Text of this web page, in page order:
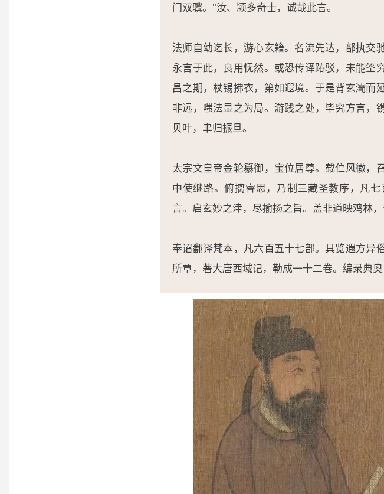
门双骥。"汝、颍多奇士，诚哉此言。
法师自幼迄长，游心玄籍。名流先达，部执交
永言于此，良用怃然。或恐传译踳驳，未能筌
昌之期，杖锡拂衣，第如遐境。于是背玄灞而
非远，嗤法显之为局。游践之处，毕究方言，
贝叶，聿归振旦。
太宗文皇帝金轮纂御，宝位居尊。载伫风徽，
中使继路。俯摛睿思，乃制三藏圣教序，凡
言。启玄妙之津，尽揄扬之旨。盖非道映鸡林
奉诏翻译梵本，凡六百五十七部。具览遐方异
所覃，著大唐西域记，勒成一十二卷。编录典